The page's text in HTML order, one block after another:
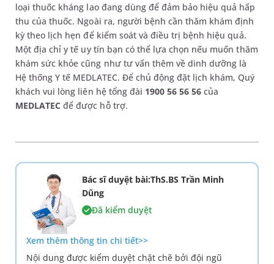
loại thuốc kháng lao đang dùng để đảm bảo hiệu quả hấp
thu của thuốc. Ngoài ra, người bệnh cần thăm khám định
kỳ theo lịch hẹn để kiểm soát và điều trị bệnh hiệu quả.
Một địa chỉ y tế uy tín bạn có thể lựa chọn nếu muốn thăm
khám sức khỏe cũng như tư vấn thêm về dinh dưỡng là
Hệ thống Y tế MEDLATEC. Để chủ động đặt lịch khám, Quý
khách vui lòng liên hệ tổng đài 1900 56 56 56của
MEDLATECđể được hỗ trợ.
Bác sĩ duyệt bài:ThS.BS Trần Minh
Dũng
Đã kiểm duyệt
Xem thêm thông tin chi tiết>>
Nội dung được kiểm duyệt chặt chẽ bởi đội ngũ